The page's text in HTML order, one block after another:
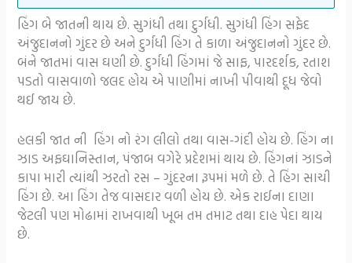
હિંગ બે જાતની થાય છે. સુગંધી તથા દુર્ગધી. સુગંધી હિંગ સફેદ
અંજુદાનનો ગુંદર છે અને દુર્ગધી હિંગ તે કાળા અંજુદાનનો ગુંદર છે.
બંને જાતમાં વાસ ઘણી છે. દુર્ગધી હિંગમાં જે સાફ, પારદર્શક, રતાશ
પડતો વાસવાળો જલદ હોય એ પાણીમાં નાખી પીવાથી દૂધ જેવો
થઈ જાય છે.
હલકી જાત ની હિંગ નો રંગ લીલો તથા વાસ-ગંદી હોય છે. હિંગ ના
ઝાડ અફઘાનિસ્તાન, પંજાબ વગેરે પ્રદેશમાં થાય છે. હિંગનાં ઝાડને
કાપા મારી ત્યાંથી ઝરતો રસ – ગુંદરના રૂપમાં મળે છે. તે હિંગ સાચી
હિંગ છે. આ હિંગ તેજ વાસદાર વળી હોય છે. એક રાઈના દાણા
જેટલી પણ મોઢામાં રાખવાથી ખૂબ તમ તમાટ તથા દાહ પેદા થાય
છે.